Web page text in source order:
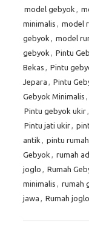
model gebyok ,
minimalis , model
gebyok , model
gebyok , Pintu
Bekas , Pintu
Jepara , Pintu
Gebyok Minimalis ,
Pintu gebyok ukir,
Pintu jati ukir,
antik , pintu
Gebyok , rumah
joglo , Rumah
minimalis , rumah
jawa , Rumah